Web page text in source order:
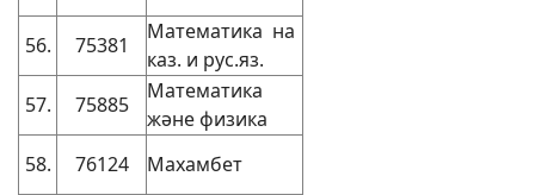
56. 75381
Математика на
каз. и рус.яз.
57.
75885
Математика
және физика
58.
76124 Махамбет